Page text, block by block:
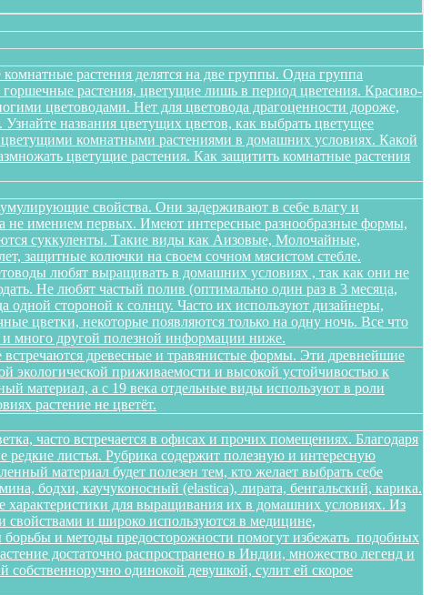
растения делятся на две группы. Одна группа
растения, цветущие лишь в период цветения. Красиво-
цветоводами. Нет для цветовода драгоценности дороже,
названия цветущих цветов, как выбрать цветущее
цветущими комнатными растениями в домашних условиях. Какой
цветущие растения. Как защитить комнатные растения
свойства. Они задерживают в себе влагу и
не имением первых. Имеют интересные разнообразные формы,
суккуленты. Такие виды как Аизовые, Молочайные,
защитные колючки на своем сочном мясистом стебле.
любят выращивать в домашних условиях , так как они не
Не любят частый полив (оптимально один раз в 3 месяца,
стороной к солнцу. Часто их используют дизайнеры,
цветки, некоторые появляются только на одну ночь. Все что
и много другой полезной информации ниже.
древесные и травянистые формы. Эти древнейшие
экологической приживаемости и высокой устойчивостью к
материал, а с 19 века отдельные виды используют в роли
растение не цветёт.
часто встречается в офисах и прочих помещениях. Благодаря
редкие листья. Рубрика содержит полезную и интересную
материал будет полезен тем, кто желает выбрать себе
бодхи, каучуконосный (elastica), лирата, бенгальский, карика.
характеристики для выращивания их в домашних условиях. Из
свойствами и широко используются в медицине,
и методы предосторожности помогут избежать подобных
достаточно распространено в Индии, множество легенд и
одинокой девушкой, сулит ей скорое